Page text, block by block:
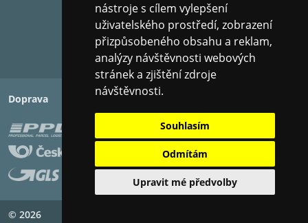
nástroje s cílem vylepšení
uživatelského prostředí, zobrazení
přizpůsobeného obsahu a reklam,
analýzy návštěvnosti webových
stránek a zjištění zdroje
návštěvnosti.
Souhlasím
Odmítám
Upravit mé předvolby
Doprava Platba
© 2026